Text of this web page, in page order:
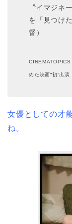
〝イマジネ
を「見つけ
督）
CINEMATOPICS
めた映画“初”出演
女優としての才
ね。